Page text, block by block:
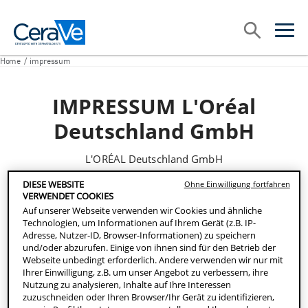
open
open
Suche
Home / impressum
IMPRESSUM L'Oréal
Deutschland GmbH
L'ORÉAL Deutschland GmbH
Geschäftsbereich CeraVe
Johannstraße 1
40476 Düsseldorf
Tel: 0211 - 8755 2191
E-Mail: infocenter@de.loreal.com
Geschäftsführer: Jean-Christophe Pierre André Letellier,
Georg Held, Klaudija Tomšič, Olivier Jean-Pierre Marie
Chartres
DIESE WEBSITE
VERWENDET COOKIES
Auf unserer Webseite verwenden wir Cookies und ähnliche
Technologien, um Informationen auf Ihrem Gerät (z.B. IP-
Adresse, Nutzer-ID, Browser-Informationen) zu speichern
und/oder abzurufen. Einige von ihnen sind für den Betrieb der
Webseite unbedingt erforderlich. Andere verwenden wir nur mit
Ihrer Einwilligung, z.B. um unser Angebot zu verbessern, ihre
Nutzung zu analysieren, Inhalte auf Ihre Interessen
zuzuschneiden oder Ihren Browser/Ihr Gerät zu identifizieren,
Ohne Einwilligung fortfahren